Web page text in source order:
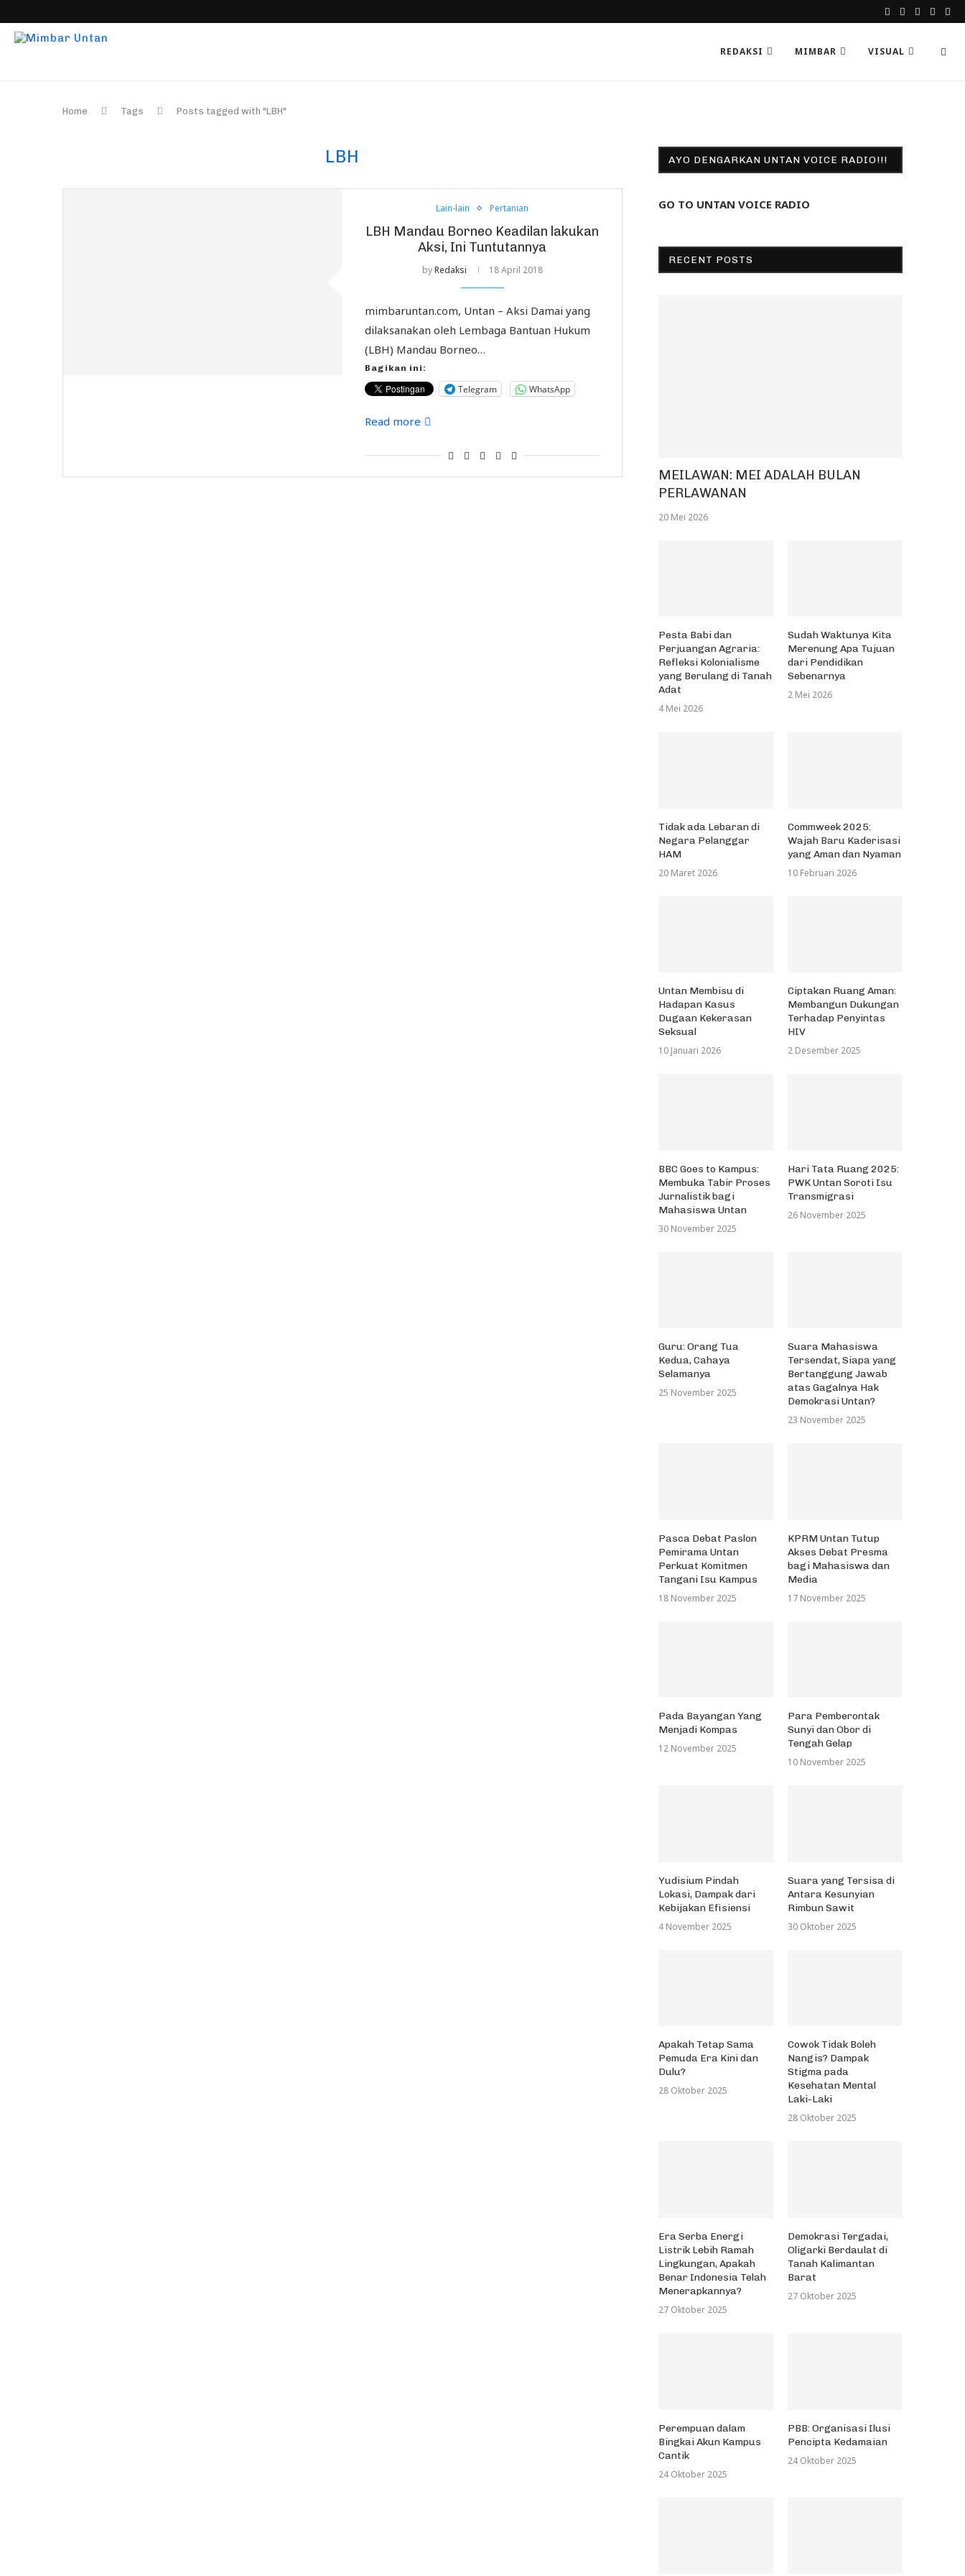
REDAKSI MIMBAR VISUAL
Home Tags Posts tagged with "LBH"
LBH
Lain-lain Pertanian
LBH Mandau Borneo Keadilan lakukan
Aksi, Ini Tuntutannya
byRedaksi 18 April 2018
mimbaruntan.com, Untan – Aksi Damai yang
dilaksanakan oleh Lembaga Bantuan Hukum
(LBH) Mandau Borneo…
Bagikan ini:
Telegram WhatsApp
Read more
AYO DENGARKAN UNTAN VOICE RADIO!!!
GO TO UNTAN VOICE RADIO
RECENT POSTS
MEILAWAN: MEI ADALAH BULAN
PERLAWANAN
20 Mei 2026
Pesta Babi dan
Perjuangan Agraria:
Refleksi Kolonialisme
yang Berulang di Tanah
Adat
4 Mei 2026
Sudah Waktunya Kita
Merenung Apa Tujuan
dari Pendidikan
Sebenarnya
2 Mei 2026
Tidak ada Lebaran di
Negara Pelanggar
HAM
20 Maret 2026
Commweek 2025:
Wajah Baru Kaderisasi
yang Aman dan Nyaman
10 Februari 2026
Untan Membisu di
Hadapan Kasus
Dugaan Kekerasan
Seksual
10 Januari 2026
Ciptakan Ruang Aman:
Membangun Dukungan
Terhadap Penyintas
HIV
2 Desember 2025
BBC Goes to Kampus:
Membuka Tabir Proses
Jurnalistik bagi
Mahasiswa Untan
30 November 2025
Hari Tata Ruang 2025:
PWK Untan Soroti Isu
Transmigrasi
26 November 2025
Guru: Orang Tua
Kedua, Cahaya
Selamanya
25 November 2025
Suara Mahasiswa
Tersendat, Siapa yang
Bertanggung Jawab
atas Gagalnya Hak
Demokrasi Untan?
23 November 2025
Pasca Debat Paslon
Pemirama Untan
Perkuat Komitmen
Tangani Isu Kampus
18 November 2025
KPRM Untan Tutup
Akses Debat Presma
bagi Mahasiswa dan
Media
17 November 2025
Pada Bayangan Yang
Menjadi Kompas
12 November 2025
Para Pemberontak
Sunyi dan Obor di
Tengah Gelap
10 November 2025
Yudisium Pindah
Lokasi, Dampak dari
Kebijakan Efisiensi
4 November 2025
Suara yang Tersisa di
Antara Kesunyian
Rimbun Sawit
30 Oktober 2025
Apakah Tetap Sama
Pemuda Era Kini dan
Dulu?
28 Oktober 2025
Cowok Tidak Boleh
Nangis? Dampak
Stigma pada
Kesehatan Mental
Laki-Laki
28 Oktober 2025
Era Serba Energi
Listrik Lebih Ramah
Lingkungan, Apakah
Benar Indonesia Telah
Menerapkannya?
27 Oktober 2025
Demokrasi Tergadai,
Oligarki Berdaulat di
Tanah Kalimantan
Barat
27 Oktober 2025
Perempuan dalam
Bingkai Akun Kampus
Cantik
24 Oktober 2025
PBB: Organisasi Ilusi
Pencipta Kedamaian
24 Oktober 2025